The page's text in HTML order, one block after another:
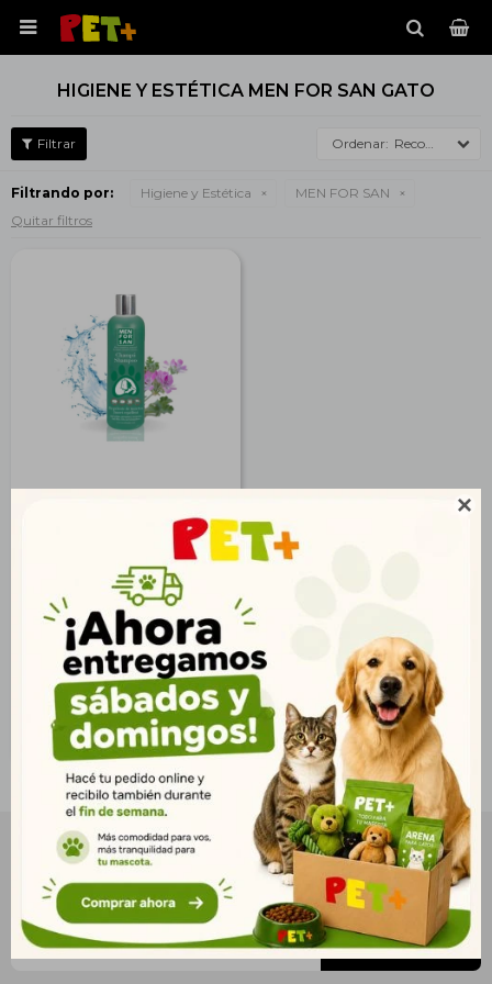


HIGIENE Y ESTÉTICA MEN FOR SAN GATO
Recomendados
Filtrando por: Higiene y Estética
MEN FOR SAN
Quitar filtros
Repelente de Insectos
525
$ 379
$ 425
NEWSLETTER
¡Suscribite y recibí todas nuestras novedades!
SUSCRIBIRME